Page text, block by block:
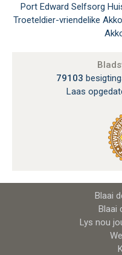
Port Edward Selfsorg
Troeteldier-vriendelike
79103
Laas
Blaai
Blaai
Lys nou